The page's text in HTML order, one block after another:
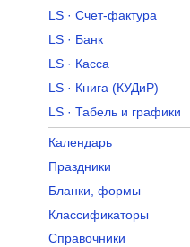
LS · Счет-фактура
LS · Банк
LS · Касса
LS · Книга (КУДиР)
LS · Табель и графики
Календарь
Праздники
Бланки, формы
Классификаторы
Справочники